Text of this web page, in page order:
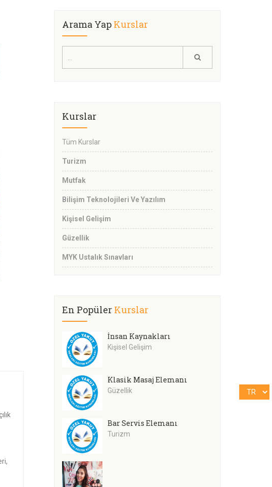
Arama Yap Kurslar
Kurslar
Tüm Kurslar
Turizm
Mutfak
Bilişim Teknolojileri Ve Yazılım
Kişisel Gelişim
Güzellik
MYK Ustalık Sınavları
En Popüler Kurslar
İnsan Kaynakları
Kişisel Gelişim
Klasik Masaj Elemanı
Güzellik
Bar Servis Elemanı
Turizm